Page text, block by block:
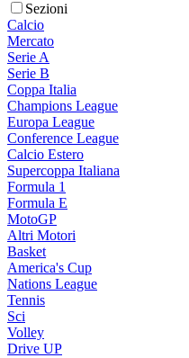
Sezioni
Calcio
Mercato
Serie A
Serie B
Coppa Italia
Champions League
Europa League
Conference League
Calcio Estero
Supercoppa Italiana
Formula 1
Formula E
MotoGP
Altri Motori
Basket
America's Cup
Nations League
Tennis
Sci
Volley
Drive UP